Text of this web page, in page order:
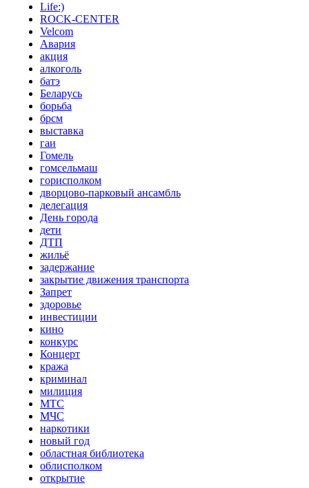
Life:)
ROCK-CENTER
Velcom
Авария
акция
алкоголь
батэ
Беларусь
борьба
брсм
выставка
гаи
Гомель
гомсельмаш
горисполком
дворцово-парковый ансамбль
делегация
День города
дети
ДТП
жильё
задержание
закрытие движения транспорта
Запрет
здоровье
инвестиции
кино
конкурс
Концерт
кража
криминал
милиция
МТС
МЧС
наркотики
новый год
областная библиотека
облисполком
открытие